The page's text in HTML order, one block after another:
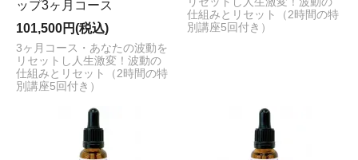
ップ3ヶ月コース
101,500円(税込)
3ヶ月コース・あなたの波動を
リセットし人生激変！波動の
仕組みとリセット（2時間の特
別講座5回付き）
仕組みとリセット（2時間の特
別講座5回付き）